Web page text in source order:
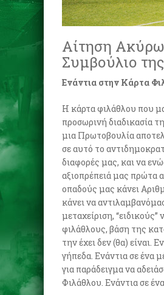
Αίτηση
Συμβούλιο
Ενάντια στην Κάρτα
Η κάρτα φιλάθλου που
προσωρινή διαδικασία
μια Πρωτοβουλία
σε αυτό το
διαφορές μας, και να
αξιοπρέπειά μας πρώτα
οπαδούς μας κάνει
κάνει να
μεταχείριση,
φιλάθλους, βάση της
την έχει δεν (θα) είναι.
γήπεδα. Ενάντια σε ένα
για παράδειγμα να
Φιλάθλου. Ενάντια σε